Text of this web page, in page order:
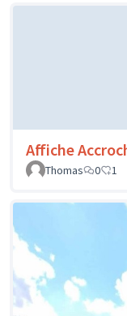
Affiche
Thomas
0 1